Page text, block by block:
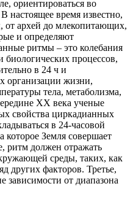
ориентироваться во
настоящее время известно,
от архей до млекопитающих,
и определяют
ритмы – это колебания
процессов,
в 24 ч и
организации жизни,
тела, метаболизма,
XX века ученые
свойства циркадианных
в 24-часовой
которое Земля совершает
ритм должен отражать
среды, таких, как
других факторов. Третье,
зависимости от диапазона